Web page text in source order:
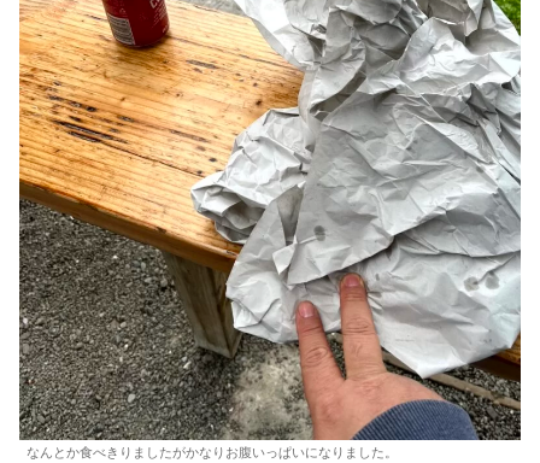
なんとか食べきりましたがかなりお腹いっぱいになりました。